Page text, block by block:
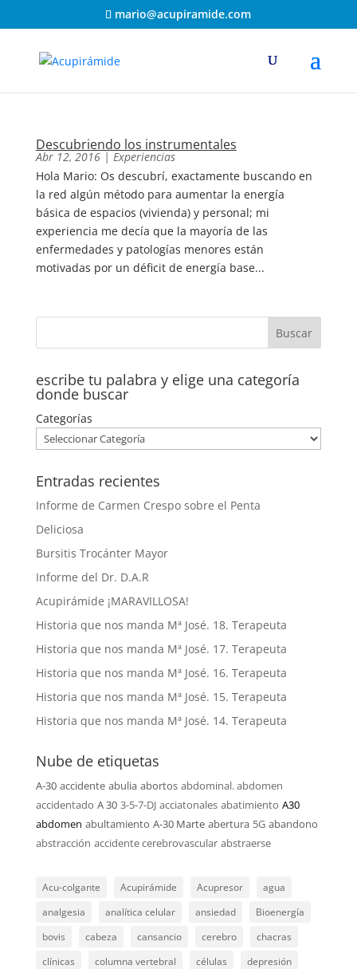
mario@acupiramide.com
Descubriendo los instrumentales
Abr 12, 2016| Experiencias
Hola Mario: Os descubrí, exactamente buscando en
la red algún método para aumentar la energía
básica de espacios (vivienda) y personal; mi
experiencia me decía que la mayoría de las
enfermedades y patologías menores están
motivadas por un déficit de energía base...
escribe tu palabra y elige una categoría
donde buscar
Categorías
Entradas recientes
Informe de Carmen Crespo sobre el Penta
Deliciosa
Bursitis Trocánter Mayor
Informe del Dr. D.A.R
Acupirámide ¡MARAVILLOSA!
Historia que nos manda Mª José. 18. Terapeuta
Historia que nos manda Mª José. 17. Terapeuta
Historia que nos manda Mª José. 16. Terapeuta
Historia que nos manda Mª José. 15. Terapeuta
Historia que nos manda Mª José. 14. Terapeuta
Nube de etiquetas
A-30 accidente abulia abortos abdominal. abdomen
accidentado A 30 3-5-7-DJ acciatonales abatimiento A30
abdomen abultamiento A-30 Marte abertura 5G abandono
abstracción accidente cerebrovascular abstraerse
Acu-colgante Acupirámide Acupresor
agua
analgesia
analítica celular ansiedad
Bioenergía
bovis
cabeza cansancio cerebro
chacras
clínicas
columna vertebral células
depresión